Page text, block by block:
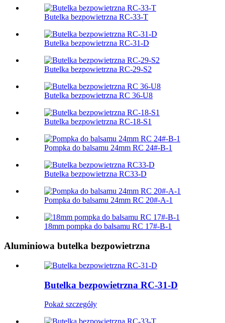
Butelka bezpowietrzna RC-33-T
Butelka bezpowietrzna RC-31-D
Butelka bezpowietrzna RC-29-S2
Butelka bezpowietrzna RC 36-U8
Butelka bezpowietrzna RC-18-S1
Pompka do balsamu 24mm RC 24#-B-1
Butelka bezpowietrzna RC33-D
Pompka do balsamu 24mm RC 20#-A-1
18mm pompka do balsamu RC 17#-B-1
Aluminiowa butelka bezpowietrzna
Butelka bezpowietrzna RC-31-D
Pokaż szczegóły